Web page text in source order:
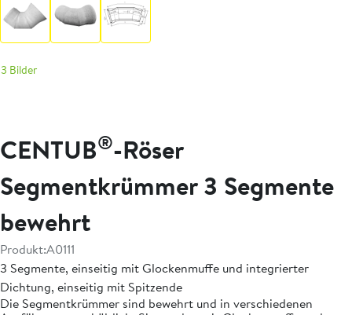
3 Bilder
CENTUB®-Röser
Segmentkrümmer 3 Segmente
bewehrt
Produkt:A0111
3 Segmente, einseitig mit Glockenmuffe und integrierter
Dichtung, einseitig mit Spitzende
Die Segmentkrümmer sind bewehrt und in verschiedenen